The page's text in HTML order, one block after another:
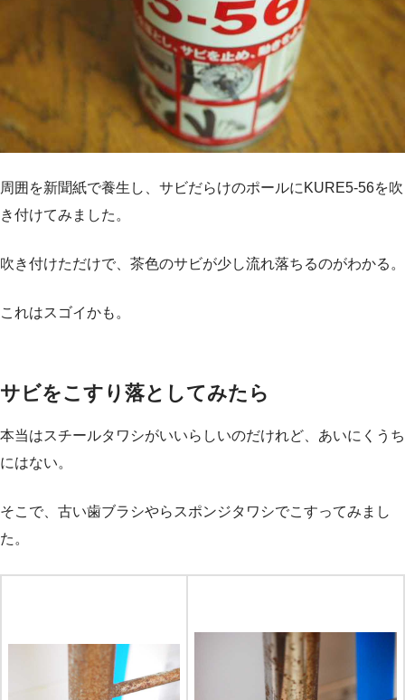
周囲を新聞紙で養生し、サビだらけのポールにKURE5-56を吹
き付けてみました。
吹き付けただけで、茶色のサビが少し流れ落ちるのがわかる。
これはスゴイかも。
サビをこすり落としてみたら
本当はスチールタワシがいいらしいのだけれど、あいにくうち
にはない。
そこで、古い歯ブラシやらスポンジタワシでこすってみまし
た。